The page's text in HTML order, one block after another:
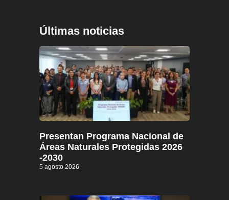
Últimas noticias
Presentan Programa Nacional de
Áreas Naturales Protegidas 2026
-2030
5 agosto 2026